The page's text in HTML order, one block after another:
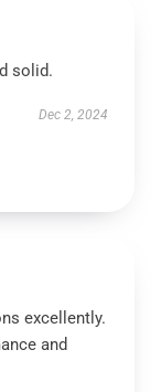
solid.
Dec 2, 2024
excellently.
and